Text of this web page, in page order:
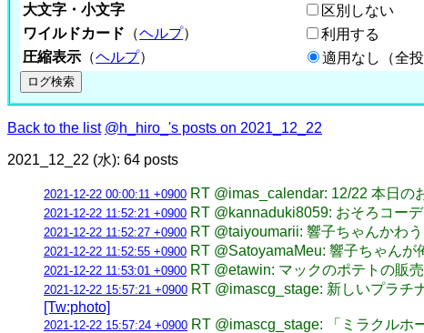
大文字・小文字
区別しない
ワイルドカード （ヘルプ）
利用する
圧縮表示 （ヘルプ） 適用なし（全投
Back to the list @h_hiro_'s posts on 2021_12_22
2021_12_22 (水): 64 posts
2021-12-22 00:00:11 +0900 RT @imas_calendar: 12/22 本日の
2021-12-22 11:52:21 +0900 RT @kannaduki8059: おそろコー
2021-12-22 11:52:27 +0900 RT @taiyoumarii: 響子ちゃんかわ
2021-12-22 11:52:55 +0900 RT @SatoyamaMeu: 響子ちゃん
2021-12-22 11:53:01 +0900 RT @etawin: マックのポテトの販
2021-12-22 15:57:21 +0900 RT @imascg_stage: 新しいプラチ
[Tw:photo]
2021-12-22 15:57:24 +0900 RT @imascg_stage: 「ミラクルホ